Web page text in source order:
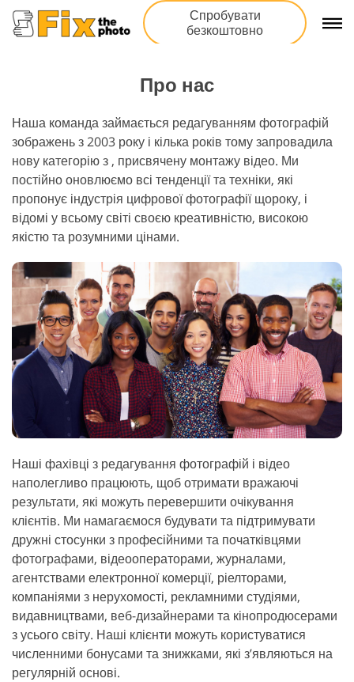
Спробувати
безкоштовно
Про нас
Наша команда займається редагуванням фотографій
зображень з 2003 року і кілька років тому запровадила
нову категорію з , присвячену монтажу відео. Ми
постійно оновлюємо всі тенденції та техніки, які
пропонує індустрія цифрової фотографії щороку, і
відомі у всьому світі своєю креативністю, високою
якістю та розумними цінами.
Наші фахівці з редагування фотографій і відео
наполегливо працюють, щоб отримати вражаючі
результати, які можуть перевершити очікування
клієнтів. Ми намагаємося будувати та підтримувати
дружні стосунки з професійними та початківцями
фотографами, відеооператорами, журналами,
агентствами електронної комерції, ріелторами,
компаніями з нерухомості, рекламними студіями,
видавництвами, веб-дизайнерами та кінопродюсерами
з усього світу. Наші клієнти можуть користуватися
численними бонусами та знижками, які з’являються на
регулярній основі.